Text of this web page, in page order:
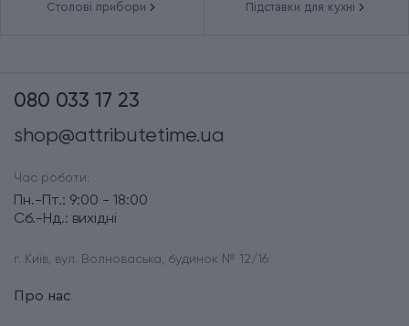
Столові прибори Підставки для кухні
080 033 17 23
shop@attributetime.ua
Час роботи:
Пн.-Пт.: 9:00 - 18:00
Сб.-Нд.: вихідні
г. Київ, вул. Волноваська, будинок № 12/16
Про нас